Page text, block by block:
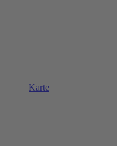
Karte